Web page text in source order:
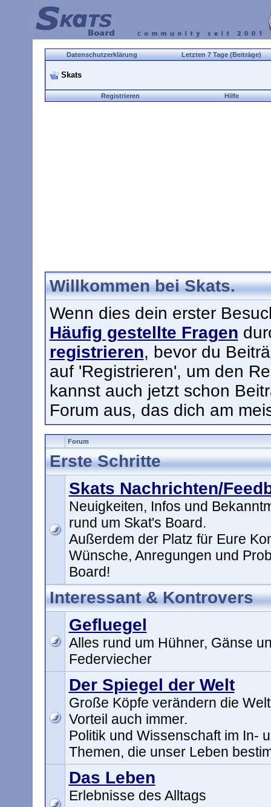
Datenschutzerklärung Letzten 7 Tage (Beiträge)
Skats
Registrieren Hilfe
Willkommen bei Skats.
Wenn dies dein erster
Häufig gestellte Fragen
registrieren, bevor du
auf 'Registrieren', um den
kannst auch jetzt schon
Forum aus, das dich am
Forum
Erste Schritte
Skats Nachrichten/
Neuigkeiten, Infos und
rund um Skat's Board.
Außerdem der Platz für Eure
Wünsche, Anregungen und
Board!
Interessant & Kontrovers
Gefluegel
Alles rund um Hühner, Gänse
Federviecher
Der Spiegel der Welt
Große Köpfe verändern die
Vorteil auch immer.
Politik und Wissenschaft im In-
Themen, die unser Leben
Das Leben
Erlebnisse des Alltags